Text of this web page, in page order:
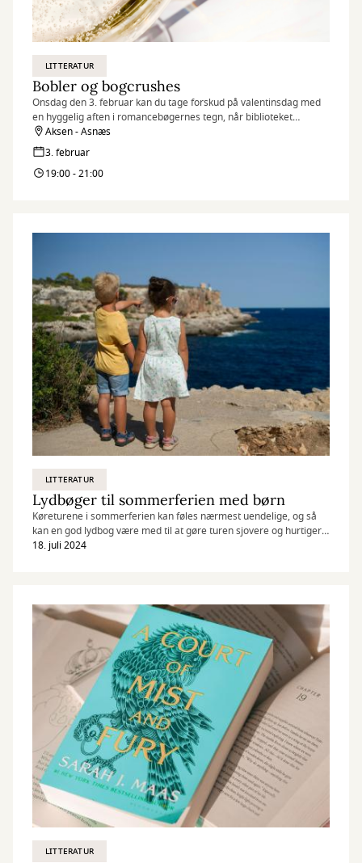
LITTERATUR
Bobler og bogcrushes
Onsdag den 3. februar kan du tage forskud på valentinsdag med
en hyggelig aften i romancebøgernes tegn, når biblioteket
inviterer til en ny slags litteratursalon i Aksen.
Aksen - Asnæs
3. februar
19:00 - 21:00
LITTERATUR
Lydbøger til sommerferien med børn
Køreturene i sommerferien kan føles nærmest uendelige, og så
kan en god lydbog være med til at gøre turen sjovere og hurtigere.
Vi har samlet en god håndfuld som både store og små og hele
18. juli 2024
LITTERATUR